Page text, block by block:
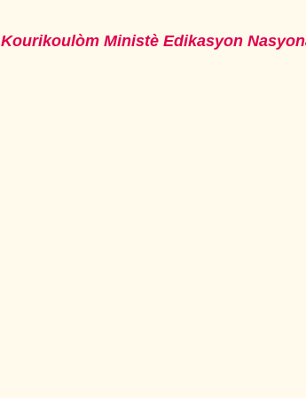
Kourikoulòm Ministè Edikasyon